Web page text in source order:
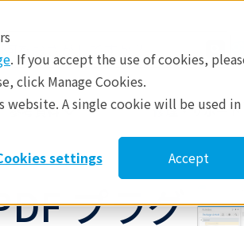
. If you accept the use of cookies,
click Manage Cookies.
A single cookie will be used
settings
Accept
参考資料 修理・サポート
プラグ